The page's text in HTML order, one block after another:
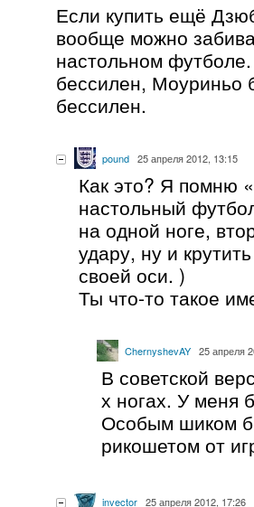
Если купить ещё
вообще можно
настольном
бессилен, Моуриньо
бессилен.
pound 25 апреля 2012, 13:15
Как это? Я помню
настольный
на одной ноге,
удару, ну и
своей оси. )
Ты что-то такое
ChernyshevAY 25 апреля
В советской
х ногах. У меня
Особым шиком
рикошетом от
invector 25 апреля 2012, 17:26